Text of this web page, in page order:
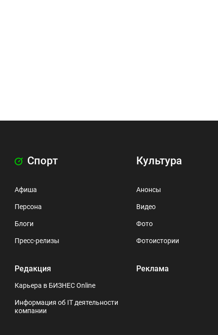
Спорт
Афиша
Персона
Блоги
Пресс-релизы
Редакция
Карьера в БИЗНЕС Online
Информация об IT деятельности
компании
Культура
Анонсы
Видео
Фото
Фотоистории
Реклама